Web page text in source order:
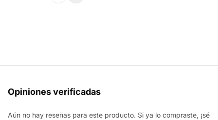
Opiniones verificadas
Aún no hay reseñas para este producto. Si ya lo compraste, ¡sé